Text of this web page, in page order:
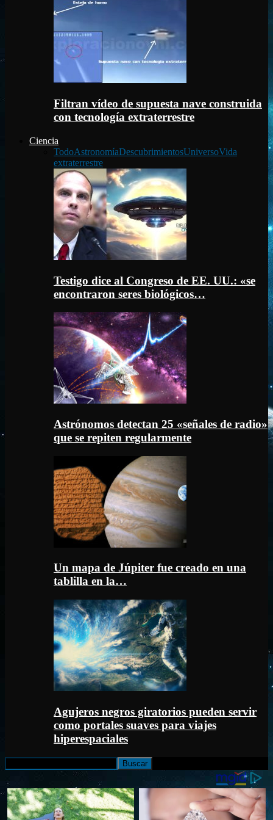
Filtran vídeo de supuesta nave construida
con tecnología extraterrestre
Ciencia
TodoAstronomíaDescubrimientosUniversoVida
extraterrestre
Testigo dice al Congreso de EE. UU.: «se
encontraron seres biológicos…
Astrónomos detectan 25 «señales de radio»
que se repiten regularmente
Un mapa de Júpiter fue creado en una
tablilla en la…
Agujeros negros giratorios pueden servir
como portales suaves para viajes
hiperespaciales